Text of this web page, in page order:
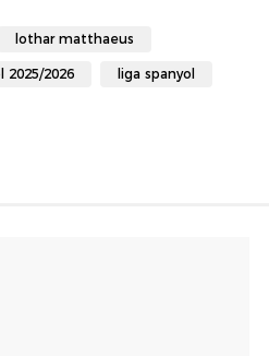
lothar matthaeus
2025/2026 liga spanyol